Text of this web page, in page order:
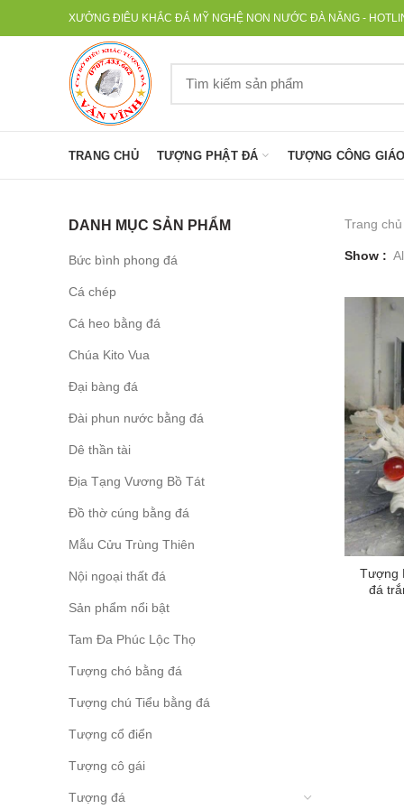
XƯỞNG ĐIÊU KHẮC ĐÁ MỸ NGHỆ NON NƯỚC ĐÀ NẴNG -
TRANG CHỦ TƯỢNG PHẬT ĐÁ TƯỢNG CÔNG
DANH MỤC SẢN PHẨM
Bức bình phong đá
Cá chép
Cá heo bằng đá
Chúa Kito Vua
Đại bàng đá
Đài phun nước bằng đá
Dê thần tài
Địa Tạng Vương Bồ Tát
Đồ thờ cúng bằng đá
Mẫu Cửu Trùng Thiên
Nội ngoại thất đá
Sản phẩm nổi bật
Tam Đa Phúc Lộc Thọ
Tượng chó bằng đá
Tượng chú Tiểu bằng đá
Tượng cổ điển
Tượng cô gái
Tượng đá
Trang chủ
Show
Tượng
đá